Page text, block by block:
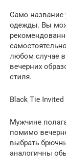
Само название
одежды. Вы
любом случае
вечерних
стиля.
Black Tie Invited
Мужчине
помимо
выбрать
аналогичны